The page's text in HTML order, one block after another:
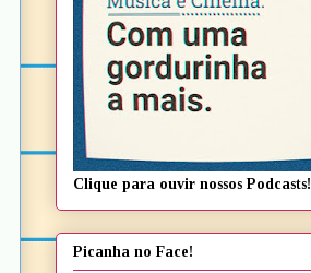
Clique para ouvir nossos Podcasts!
Picanha no Face!